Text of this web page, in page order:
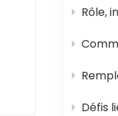
Rôle,
Comment remplacer la
Défis